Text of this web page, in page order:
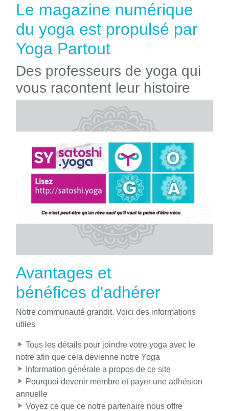
Le magazine numérique
du yoga est propulsé par
Yoga Partout
Des professeurs de yoga qui
vous racontent leur histoire
Avantages et
bénéfices d'adhérer
Notre communauté grandit. Voici des informations
utiles
Tous les détails pour joindre votre yoga avec le
notre afin que cela devienne notre Yoga
Information générale a propos de ce site
Pourquoi devenir membre et payer une adhésion
annuelle
Voyez ce que ce notre partenaire nous offre